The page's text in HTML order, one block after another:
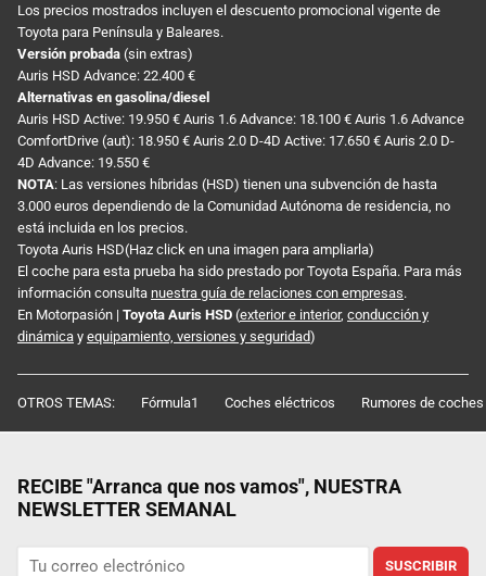
Los precios mostrados incluyen el descuento promocional vigente de
Toyota para Península y Baleares.
Versión probada (sin extras)
Auris HSD Advance: 22.400 €
Alternativas en gasolina/diesel
Auris HSD Active: 19.950 € Auris 1.6 Advance: 18.100 € Auris 1.6 Advance
ComfortDrive (aut): 18.950 € Auris 2.0 D-4D Active: 17.650 € Auris 2.0 D-
4D Advance: 19.550 €
NOTA: Las versiones híbridas (HSD) tienen una subvención de hasta
3.000 euros dependiendo de la Comunidad Autónoma de residencia, no
está incluida en los precios.
Toyota Auris HSD(Haz click en una imagen para ampliarla)
El coche para esta prueba ha sido prestado por Toyota España. Para más
información consulta nuestra guía de relaciones con empresas.
En Motorpasión | Toyota Auris HSD (exterior e interior, conducción y
dinámica y equipamiento, versiones y seguridad)
OTROS TEMAS: Fórmula1 Coches eléctricos Rumores de coches
RECIBE "Arranca que nos vamos", NUESTRA
NEWSLETTER SEMANAL
SUSCRIBIR